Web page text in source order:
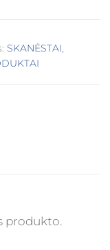
SKANĖSTAI,
produkto.